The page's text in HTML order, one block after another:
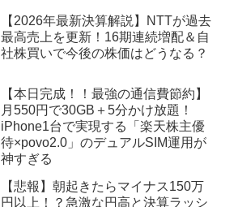
【2026年最新決算解説】NTTが過去
最高売上を更新！16期連続増配＆自
社株買いで今後の株価はどうなる？
【本日完成！！最強の通信費節約】
月550円で30GB＋5分かけ放題！
iPhone1台で実現する「楽天株主優
待×povo2.0」のデュアルSIM運用が
神すぎる
【悲報】朝起きたらマイナス150万
円以上！？急激な円高と決算ラッシ